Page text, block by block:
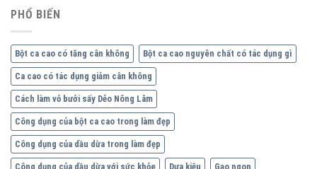
PHỔ BIẾN
Bột ca cao có tăng cân không Bột ca cao nguyên chất có tác dụng gì
Ca cao có tác dụng giảm cân không
Cách làm vỏ bưởi sấy Dẻo Nông Lâm
Công dụng của bột ca cao trong làm đẹp
Công dụng của dầu dừa trong làm đẹp
Công dụng của dầu dừa với sức khỏe Dưa kiệu Gạo ngon